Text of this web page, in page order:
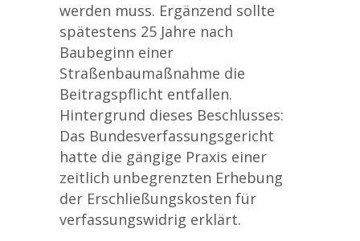
werden muss. Ergänzend sollte
spätestens 25 Jahre nach
Baubeginn einer
Straßenbaumaßnahme die
Beitragspflicht entfallen.
Hintergrund dieses Beschlusses:
Das Bundesverfassungsgericht
hatte die gängige Praxis einer
zeitlich unbegrenzten Erhebung
der Erschließungskosten für
verfassungswidrig erklärt.